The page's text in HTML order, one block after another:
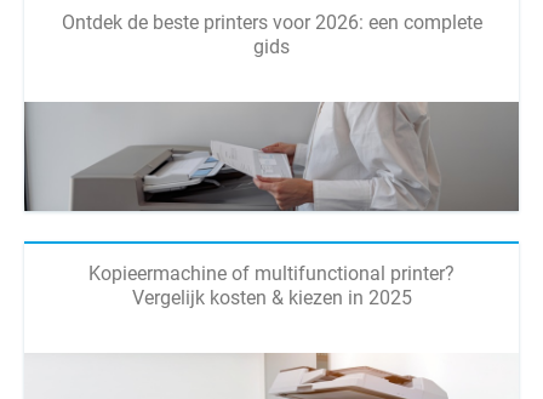
Ontdek de beste printers voor 2026: een complete
gids
Kopieermachine of multifunctional printer?
Vergelijk kosten & kiezen in 2025